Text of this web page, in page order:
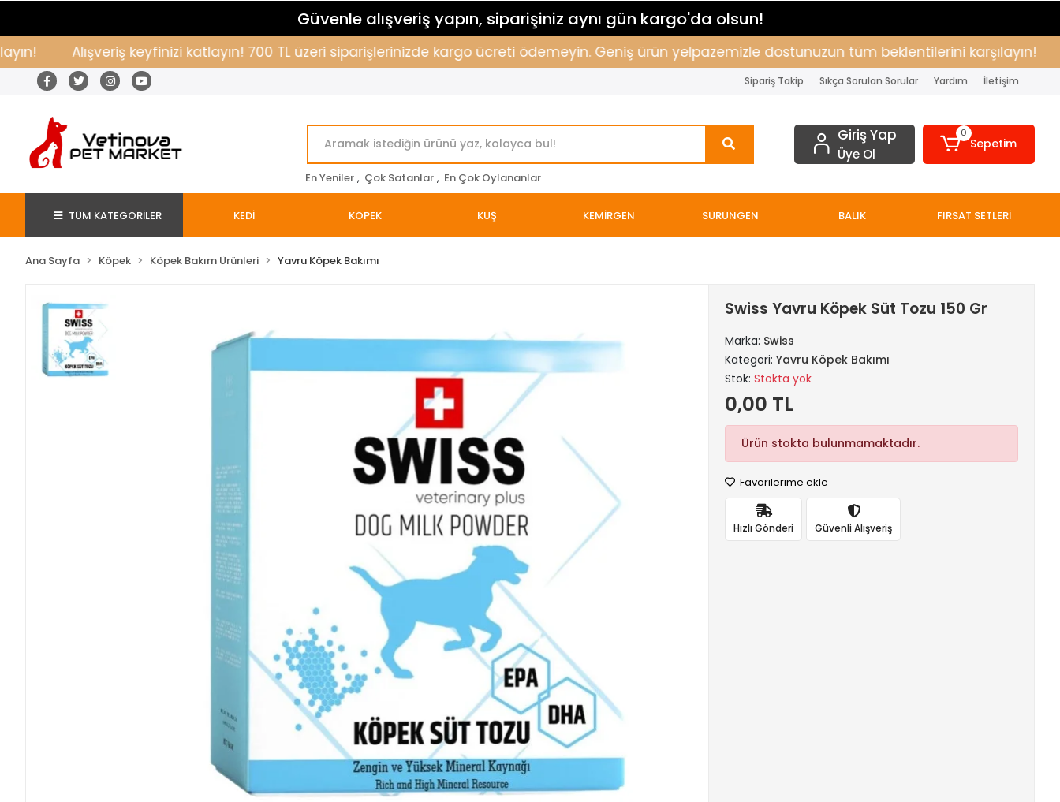
Güvenle alışveriş yapın, siparişiniz aynı gün kargo'da olsun!
Alışveriş keyfinizi katlayın! 700 TL üzeri siparişlerinizde kargo ücreti ödemeyin. Geniş ürün yelpazemizle dostunuzun tüm beklentilerini karşılayın!
Sipariş Takip Sıkça Sorulan Sorular Yardım İletişim
En Yeniler , Çok Satanlar , En Çok Oylananlar
Giriş Yap
Üye Ol
0
Sepetim
TÜM KATEGORİLER KEDİ KÖPEK KUŞ KEMİRGEN SÜRÜNGEN BALIK FIRSAT SETLERİ
Ana Sayfa Köpek Köpek Bakım Ürünleri Yavru Köpek Bakımı
Swiss Yavru Köpek Süt Tozu 150 Gr
Marka: Swiss
Kategori:Yavru Köpek Bakımı
Stok:Stokta yok
0,00 TL
Ürün stokta bulunmamaktadır.
Favorilerime ekle
Hızlı Gönderi Güvenli Alışveriş